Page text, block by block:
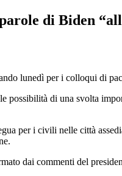
di Biden
lunedì per i colloqui di
possibilità di una svolta
per i civili nelle città
dai commenti del